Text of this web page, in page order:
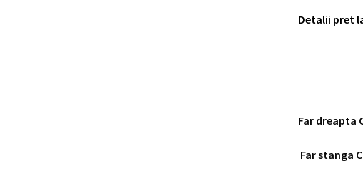
Detalii pret
Far dreapta
Far stanga